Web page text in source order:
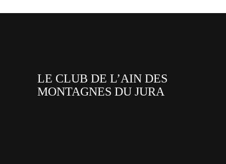
LE CLUB DE L’AIN DES
MONTAGNES DU JURA